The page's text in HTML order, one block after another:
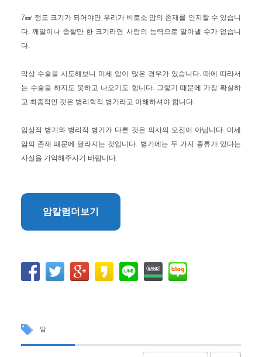
7㎣ 정도 크기가 되어야만 우리가 비로소 암의 존재를 인지할 수 있습니
다. 깨알이나 좁쌀만 한 크기라면 사람의 능력으로 알아낼 수가 없습니
다.
막상 수술을 시도해보니 미세 암이 많은 경우가 있습니다. 때에 따라서
는 수술을 하지도 못하고 나오기도 합니다. 그렇기 때문에 가장 확실하
고 최종적인 것은 병리학적 병기라고 이해하셔야 합니다.
임상적 병기와 병리적 병기가 다른 것은 의사의 오진이 아닙니다. 미세
암의 존재 때문에 달라지는 것입니다. 병기에는 두 가지 종류가 있다는
사실을 기억해주시기 바랍니다.
암칼럼더보기
암